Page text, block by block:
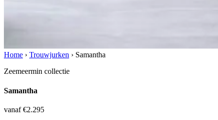
Home › Trouwjurken › Samantha
Zeemeermin collectie
Samantha
vanaf €2.295